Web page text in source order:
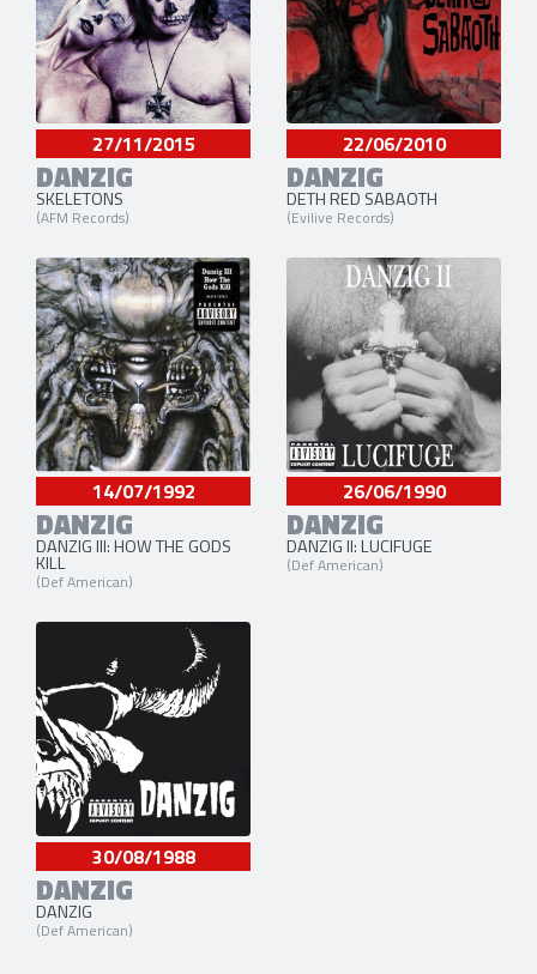
27/11/2015
DANZIG
SKELETONS
(AFM Records)
22/06/2010
DANZIG
DETH RED SABAOTH
(Evilive Records)
14/07/1992
DANZIG
DANZIG III: HOW THE GODS
KILL
(Def American)
26/06/1990
DANZIG
DANZIG II: LUCIFUGE
(Def American)
30/08/1988
DANZIG
DANZIG
(Def American)